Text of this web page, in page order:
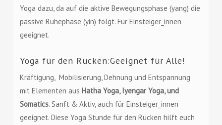
Yoga dazu, da auf die aktive Bewegungsphase (yang) die
passive Ruhephase (yin) folgt. Für Einsteiger_innen
geeignet.
Yoga für den Rücken:Geeignet für Alle!
Kräftigung, Mobilisierung, Dehnung und Entspannung
mit Elementen ausHatha Yoga, Iyengar Yoga, und
Somatics. Sanft & Aktiv, auch für Einsteiger_innen
geeignet. Diese Yoga Stunde für den Rücken hilft euch